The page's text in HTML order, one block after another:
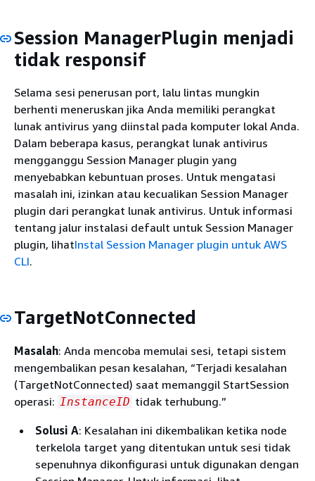
Session ManagerPlugin menjadi
tidak responsif
Selama sesi penerusan port, lalu lintas mungkin
berhenti meneruskan jika Anda memiliki perangkat
lunak antivirus yang diinstal pada komputer lokal Anda.
Dalam beberapa kasus, perangkat lunak antivirus
mengganggu Session Manager plugin yang
menyebabkan kebuntuan proses. Untuk mengatasi
masalah ini, izinkan atau kecualikan Session Manager
plugin dari perangkat lunak antivirus. Untuk informasi
tentang jalur instalasi default untuk Session Manager
plugin, lihatInstal Session Manager plugin untuk AWS
CLI.
TargetNotConnected
Masalah: Anda mencoba memulai sesi, tetapi sistem
mengembalikan pesan kesalahan, “Terjadi kesalahan
(TargetNotConnected) saat memanggil StartSession
operasi: InstanceID tidak terhubung.”
Solusi A: Kesalahan ini dikembalikan ketika node
terkelola target yang ditentukan untuk sesi tidak
sepenuhnya dikonfigurasi untuk digunakan dengan